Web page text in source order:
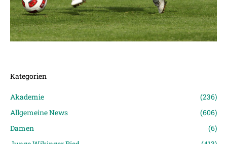
Kategorien
Akademie
(236)
Allgemeine News
(606)
Damen
(6)